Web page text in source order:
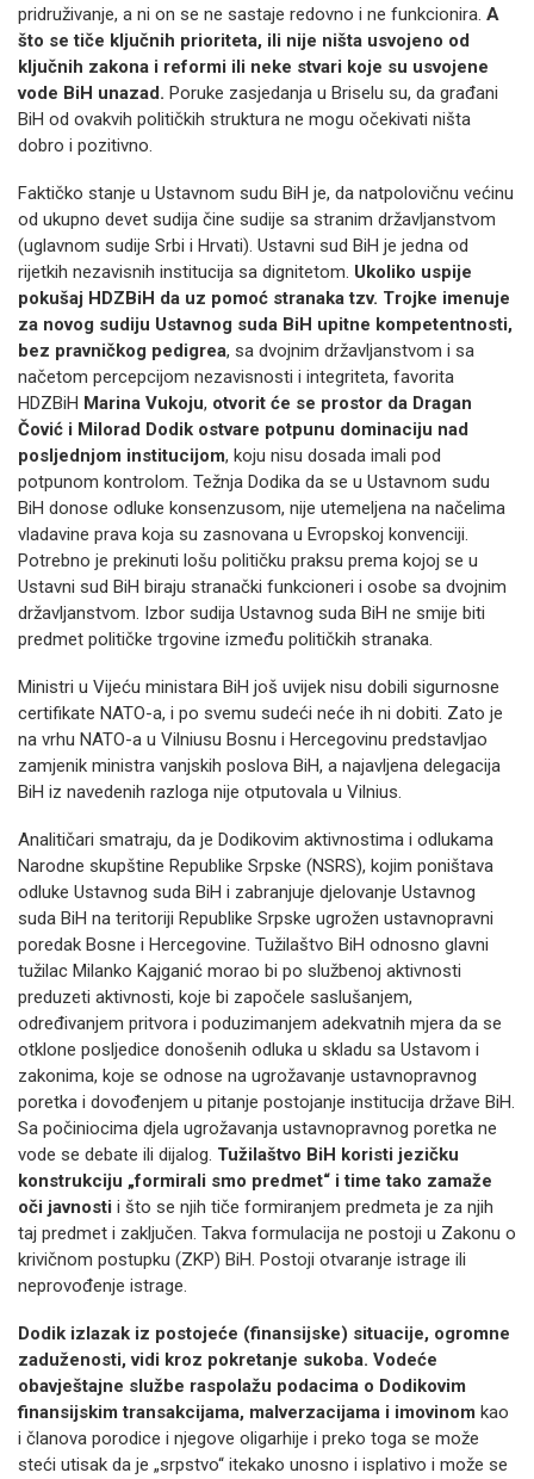
pridruživanje, a ni on se ne sastaje redovno i ne funkcionira. A
što se tiče ključnih prioriteta, ili nije ništa usvojeno od
ključnih zakona i reformi ili neke stvari koje su usvojene
vode BiH unazad. Poruke zasjedanja u Briselu su, da građani
BiH od ovakvih političkih struktura ne mogu očekivati ništa
dobro i pozitivno.
Faktičko stanje u Ustavnom sudu BiH je, da natpolovičnu većinu
od ukupno devet sudija čine sudije sa stranim državljanstvom
(uglavnom sudije Srbi i Hrvati). Ustavni sud BiH je jedna od
rijetkih nezavisnih institucija sa dignitetom. Ukoliko uspije
pokušaj HDZBiH da uz pomoć stranaka tzv. Trojke imenuje
za novog sudiju Ustavnog suda BiH upitne kompetentnosti,
bez pravničkog pedigrea, sa dvojnim državljanstvom i sa
načetom percepcijom nezavisnosti i integriteta, favorita
HDZBiH Marina Vukoju, otvorit će se prostor da Dragan
Čović i Milorad Dodik ostvare potpunu dominaciju nad
posljednjom institucijom, koju nisu dosada imali pod
potpunom kontrolom. Težnja Dodika da se u Ustavnom sudu
BiH donose odluke konsenzusom, nije utemeljena na načelima
vladavine prava koja su zasnovana u Evropskoj konvenciji.
Potrebno je prekinuti lošu političku praksu prema kojoj se u
Ustavni sud BiH biraju stranački funkcioneri i osobe sa dvojnim
državljanstvom. Izbor sudija Ustavnog suda BiH ne smije biti
predmet političke trgovine između političkih stranaka.
Ministri u Vijeću ministara BiH još uvijek nisu dobili sigurnosne
certifikate NATO-a, i po svemu sudeći neće ih ni dobiti. Zato je
na vrhu NATO-a u Vilniusu Bosnu i Hercegovinu predstavljao
zamjenik ministra vanjskih poslova BiH, a najavljena delegacija
BiH iz navedenih razloga nije otputovala u Vilnius.
Analitičari smatraju, da je Dodikovim aktivnostima i odlukama
Narodne skupštine Republike Srpske (NSRS), kojim poništava
odluke Ustavnog suda BiH i zabranjuje djelovanje Ustavnog
suda BiH na teritoriji Republike Srpske ugrožen ustavnopravni
poredak Bosne i Hercegovine. Tužilaštvo BiH odnosno glavni
tužilac Milanko Kajganić morao bi po službenoj aktivnosti
preduzeti aktivnosti, koje bi započele saslušanjem,
određivanjem pritvora i poduzimanjem adekvatnih mjera da se
otklone posljedice donošenih odluka u skladu sa Ustavom i
zakonima, koje se odnose na ugrožavanje ustavnopravnog
poretka i dovođenjem u pitanje postojanje institucija države BiH.
Sa počiniocima djela ugrožavanja ustavnopravnog poretka ne
vode se debate ili dijalog. Tužilaštvo BiH koristi jezičku
konstrukciju „formirali smo predmet“ i time tako zamaže
oči javnosti i što se njih tiče formiranjem predmeta je za njih
taj predmet i zaključen. Takva formulacija ne postoji u Zakonu o
krivičnom postupku (ZKP) BiH. Postoji otvaranje istrage ili
neprovođenje istrage.
Dodik izlazak iz postojeće (finansijske) situacije, ogromne
zaduženosti, vidi kroz pokretanje sukoba. Vodeće
obavještajne službe raspolažu podacima o Dodikovim
finansijskim transakcijama, malverzacijama i imovinom kao
i članova porodice i njegove oligarhije i preko toga se može
steći utisak da je „srpstvo“ itekako unosno i isplativo i može se